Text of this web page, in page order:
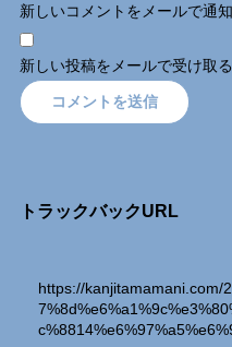
新しいコメントをメールで通知
新しい投稿をメールで受け取る
トラックバックURL
https://kanjitamamani.com/